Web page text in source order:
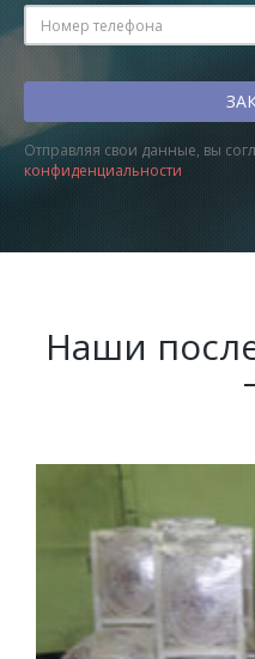
Отправляя свои данные, вы
конфиденциальности
Наши